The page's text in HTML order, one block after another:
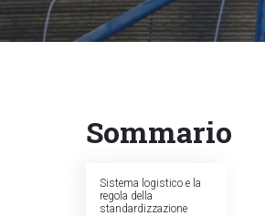
Sommario
Sistema logistico e la
regola della
standardizzazione